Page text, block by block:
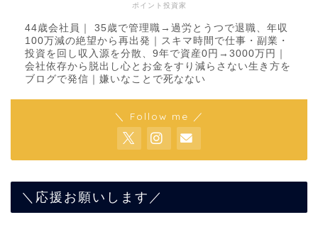
ポイント投資家
44歳会社員｜ 35歳で管理職→過労とうつで退職、年収
100万減の絶望から再出発｜スキマ時間で仕事・副業・
投資を回し収入源を分散、9年で資産0円→3000万円｜
会社依存から脱出し心とお金をすり減らさない生き方を
ブログで発信｜嫌いなことで死なない
＼ Follow me ／
＼応援お願いします／